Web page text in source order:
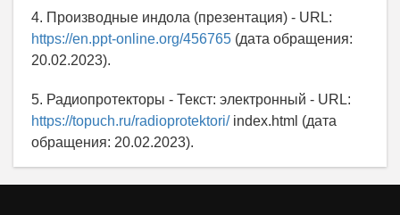
4. Производные индола (презентация) - URL:
https://en.ppt-online.org/456765 (дата обращения:
20.02.2023).
5. Радиопротекторы - Текст: электронный - URL:
https://topuch.ru/radioprotektori/index.html (дата
обращения: 20.02.2023).